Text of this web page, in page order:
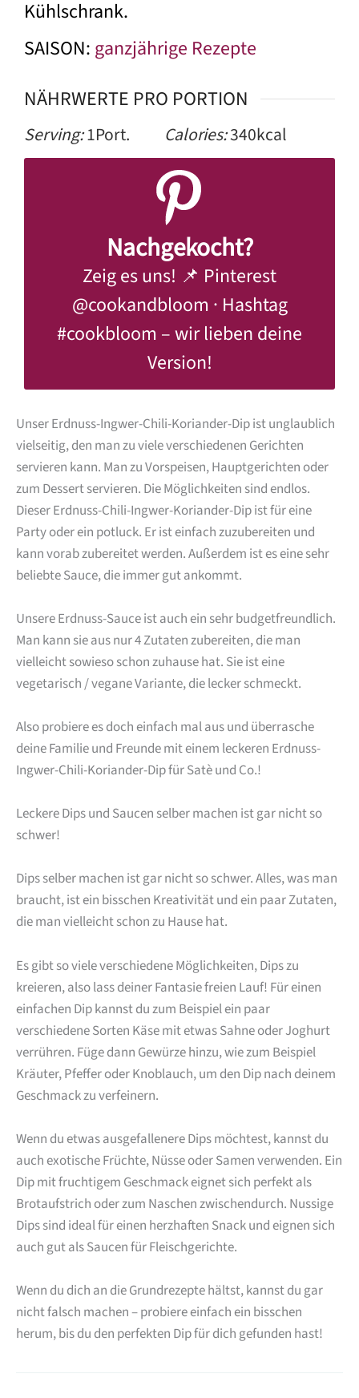
Kühlschrank.
SAISON: ganzjährige Rezepte
NÄHRWERTE PRO PORTION
Serving:1Port. Calories:340kcal
Nachgekocht?
Zeig es uns! 📌 Pinterest
@cookandbloom · Hashtag
#cookbloom – wir lieben deine
Version!
Unser Erdnuss-Ingwer-Chili-Koriander-Dip ist unglaublich
vielseitig, den man zu viele verschiedenen Gerichten
servieren kann. Man zu Vorspeisen, Hauptgerichten oder
zum Dessert servieren. Die Möglichkeiten sind endlos.
Dieser Erdnuss-Chili-Ingwer-Koriander-Dip ist für eine
Party oder ein potluck. Er ist einfach zuzubereiten und
kann vorab zubereitet werden. Außerdem ist es eine sehr
beliebte Sauce, die immer gut ankommt.
Unsere Erdnuss-Sauce ist auch ein sehr budgetfreundlich.
Man kann sie aus nur 4 Zutaten zubereiten, die man
vielleicht sowieso schon zuhause hat. Sie ist eine
vegetarisch / vegane Variante, die lecker schmeckt.
Also probiere es doch einfach mal aus und überrasche
deine Familie und Freunde mit einem leckeren Erdnuss-
Ingwer-Chili-Koriander-Dip für Satè und Co.!
Leckere Dips und Saucen selber machen ist gar nicht so
schwer!
Dips selber machen ist gar nicht so schwer. Alles, was man
braucht, ist ein bisschen Kreativität und ein paar Zutaten,
die man vielleicht schon zu Hause hat.
Es gibt so viele verschiedene Möglichkeiten, Dips zu
kreieren, also lass deiner Fantasie freien Lauf! Für einen
einfachen Dip kannst du zum Beispiel ein paar
verschiedene Sorten Käse mit etwas Sahne oder Joghurt
verrühren. Füge dann Gewürze hinzu, wie zum Beispiel
Kräuter, Pfeffer oder Knoblauch, um den Dip nach deinem
Geschmack zu verfeinern.
Wenn du etwas ausgefallenere Dips möchtest, kannst du
auch exotische Früchte, Nüsse oder Samen verwenden. Ein
Dip mit fruchtigem Geschmack eignet sich perfekt als
Brotaufstrich oder zum Naschen zwischendurch. Nussige
Dips sind ideal für einen herzhaften Snack und eignen sich
auch gut als Saucen für Fleischgerichte.
Wenn du dich an die Grundrezepte hältst, kannst du gar
nicht falsch machen – probiere einfach ein bisschen
herum, bis du den perfekten Dip für dich gefunden hast!